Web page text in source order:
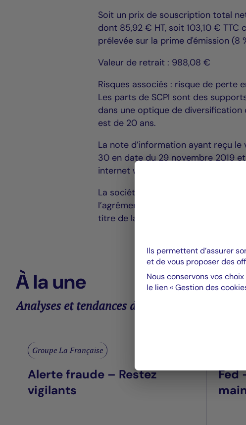
Soit un prix de souscription total
dont 85,92 € HT, soit 103,10 €
prélevée sur la prime d'émission (8
Valeur de retrait : 988,08 €
Risques associés : risque de perte
Les parts de SCPI sont des
dans une optique de
est de 20 ans.
La note d’information ayant reçu le
30 en date du 29 novembre 2019
internet www.la-francaise.com.
La société de gestion de
l’agrément AMF N°GP-07000038
titre de la directive 2011/61/UE
À la une
Analyses et tendances des marchés
Groupe La Française
Alerte fraude – Restez
vigilants
Fed
Ils permettent d’assurer
et de vous proposer des
Nous conservons vos
le lien « Gestion des